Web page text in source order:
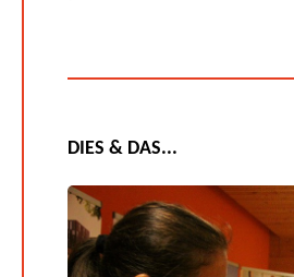
DIES & DAS...